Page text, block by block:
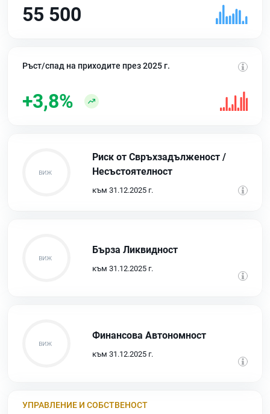
55 500
Ръст/спад на приходите през 2025 г.
+3,8%
Риск от Свръхзадълженост /
Несъстоятелност
към 31.12.2025 г.
Бърза Ликвидност
към 31.12.2025 г.
Финансова Автономност
към 31.12.2025 г.
УПРАВЛЕНИЕ И СОБСТВЕНОСТ